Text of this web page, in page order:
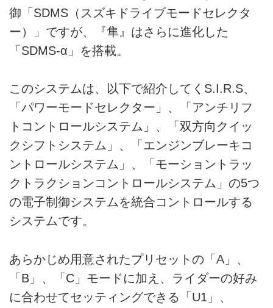
御「SDMS（スズキドライブモードセレクタ
ー）」ですが、『隼』はさらに進化した
「SDMS-α」を搭載。
このシステムは、以下で紹介してくS.I.R.S、
「パワーモードセレクター」、「アンチリフ
トコントロールシステム」、「双方向クイッ
クシフトシステム」、「エンジンブレーキコ
ントロールシステム」、「モーショントラッ
クトラクションコントロールシステム」の5つ
の電子制御システムを統合コントロールする
システムです。
あらかじめ用意されたプリセットの「A」、
「B」、「C」モードに加え、ライダーの好み
に合わせてセッティングできる「U1」、